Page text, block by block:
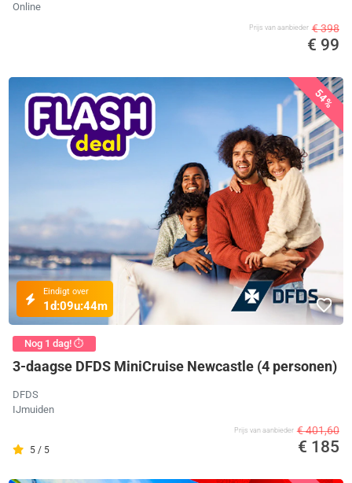
Online
Prijs van aanbieder € 398
€ 99
54%
Eindigt over
1d:09u:44m
Nog 1 dag! ⏱️
3-daagse DFDS MiniCruise Newcastle (4 personen)
DFDS
IJmuiden
5 / 5
Prijs van aanbieder € 401,60
€ 185